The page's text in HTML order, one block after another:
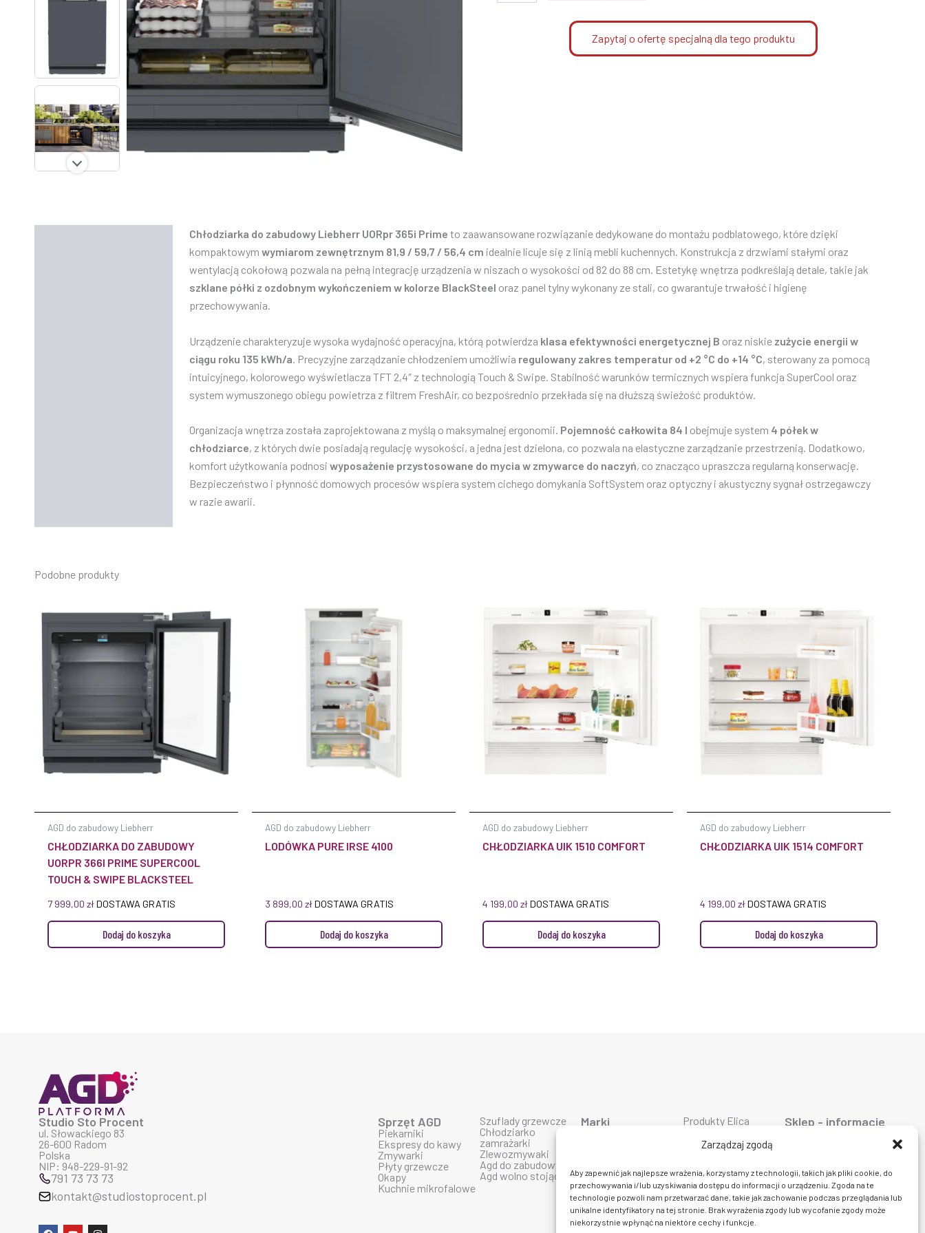
Zarządzaj zgodą
Aby zapewnić jak najlepsze wrażenia, korzystamy z technologii, takich jak pliki cookie, do
przechowywania i/lub uzyskiwania dostępu do informacji o urządzeniu. Zgoda na te
technologie pozwoli nam przetwarzać dane, takie jak zachowanie podczas przeglądania lub
unikalne identyfikatory na tej stronie. Brak wyrażenia zgody lub wycofanie zgody może
niekorzystnie wpłynąć na niektóre cechy i funkcje.
Zapytaj o ofertę specjalną dla tego produktu
Chłodziarka do zabudowy Liebherr UORpr 365i Prime to zaawansowane rozwiązanie dedykowane do montażu podblatowego, które dzięki
kompaktowym wymiarom zewnętrznym 81,9 / 59,7 / 56,4 cm idealnie licuje się z linią mebli kuchennych. Konstrukcja z drzwiami stałymi oraz
wentylacją cokołową pozwala na pełną integrację urządzenia w niszach o wysokości od 82 do 88 cm. Estetykę wnętrza podkreślają detale, takie jak
szklane półki z ozdobnym wykończeniem w kolorze BlackSteel oraz panel tylny wykonany ze stali, co gwarantuje trwałość i higienę
przechowywania.
Urządzenie charakteryzuje wysoka wydajność operacyjna, którą potwierdza klasa efektywności energetycznej B oraz niskie zużycie energii w
ciągu roku 135 kWh/a . Precyzyjne zarządzanie chłodzeniem umożliwia regulowany zakres temperatur od +2 °C do +14 °C, sterowany za pomocą
intuicyjnego, kolorowego wyświetlacza TFT 2,4″ z technologią Touch & Swipe. Stabilność warunków termicznych wspiera funkcja SuperCool oraz
system wymuszonego obiegu powietrza z filtrem FreshAir, co bezpośrednio przekłada się na dłuższą świeżość produktów.
Organizacja wnętrza została zaprojektowana z myślą o maksymalnej ergonomii. Pojemność całkowita 84 l obejmuje system 4 półek w
chłodziarce, z których dwie posiadają regulację wysokości, a jedna jest dzielona, co pozwala na elastyczne zarządzanie przestrzenią. Dodatkowo,
komfort użytkowania podnosi wyposażenie przystosowane do mycia w zmywarce do naczyń, co znacząco upraszcza regularną konserwację.
Bezpieczeństwo i płynność domowych procesów wspiera system cichego domykania SoftSystem oraz optyczny i akustyczny sygnał ostrzegawczy
w razie awarii.
Podobne produkty
AGD do zabudowy Liebherr
CHŁODZIARKA DO ZABUDOWY
UORPR 366I PRIME SUPERCOOL
TOUCH & SWIPE BLACKSTEEL
7 999,00złDOSTAWA GRATIS
Dodaj do koszyka
AGD do zabudowy Liebherr
LODÓWKA PURE IRSE 4100
3 899,00złDOSTAWA GRATIS
Dodaj do koszyka
AGD do zabudowy Liebherr
CHŁODZIARKA UIK 1510 COMFORT
4 199,00złDOSTAWA GRATIS
Dodaj do koszyka
AGD do zabudowy Liebherr
CHŁODZIARKA UIK 1514 COMFORT
4 199,00złDOSTAWA GRATIS
Dodaj do koszyka
Studio Sto Procent
ul. Słowackiego 83
26-600 Radom
Polska
NIP: 948-229-91-92
791 73 73 73
kontakt@studiostoprocent.pl
F
Y
I
Sprzęt AGD
Piekarniki
Ekspresy do kawy
Zmywarki
Płyty grzewcze
Okapy
Kuchnie mikrofalowe
Szuflady grzewcze
Chłodziarko
zamrażarki
Zlewozmywaki
Agd do zabudowy
Agd wolno stojące
Marki
Produkty Bora
Produkty Ciarko
Produkty De Dietrich
Produkty Dunavox
Produkty insinkerator
Produkty Elica
Produkty Geggenau
Produkty Liebherr
Produkty Smeg
Produkty Wolf
Produkty Sub Zero
Produkty Fulgor
Sklep - informacje
Prawo do zwrotu
Polityka prywatności
Regulamin sklepu
Kontakt